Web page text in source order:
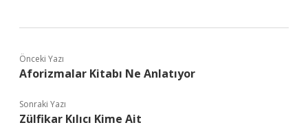
Önceki Yazı
Aforizmalar Kitabı Ne Anlatıyor
Sonraki Yazı
Zülfikar Kılıcı Kime Ait